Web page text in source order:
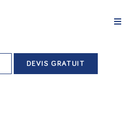
agences
DEVIS GRATUIT